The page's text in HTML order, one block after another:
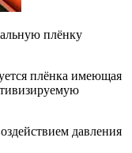
плёнку
плёнка имеющая
давления